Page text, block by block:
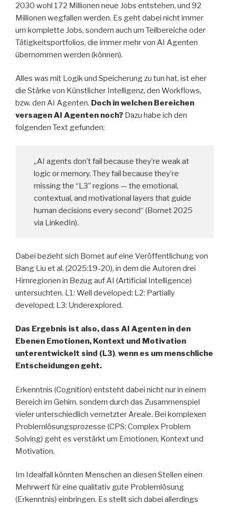
2030 wohl 172 Millionen neue Jobs entstehen, und 92
Millionen wegfallen werden. Es geht dabei nicht immer
um komplette Jobs, sondern auch um Teilbereiche oder
Tätigkeitsportfolios, die immer mehr von AI Agenten
übernommen werden (können).
Alles was mit Logik und Speicherung zu tun hat, ist eher
die Stärke von Künstlicher Intelligenz, den Workflows,
bzw. den AI Agenten. Doch in welchen Bereichen
versagen AI Agenten noch? Dazu habe ich den
folgenden Text gefunden:
„AI agents don’t fail because they’re weak at
logic or memory. They fail because they’re
missing the “L3” regions — the emotional,
contextual, and motivational layers that guide
human decisions every second“ (Bornet 2025
via LinkedIn).
Dabei bezieht sich Bornet auf eine Veröffentlichung von
Bang Liu et al. (2025:19-20), in dem die Autoren drei
Hirnregionen in Bezug auf AI (Artificial Intelligence)
untersuchten. L1: Well developed; L2: Partially
developed; L3: Underexplored.
Das Ergebnis ist also, dass AI Agenten in den
Ebenen Emotionen, Kontext und Motivation
unterentwickelt sind (L3), wenn es um menschliche
Entscheidungen geht.
Erkenntnis (Cognition) entsteht dabei nicht nur in einem
Bereich im Gehirn, sondern durch das Zusammenspiel
vieler unterschiedlich vernetzter Areale. Bei komplexen
Problemlösungsprozesse (CPS: Complex Problem
Solving) geht es verstärkt um Emotionen, Kontext und
Motivation.
Im Idealfall könnten Menschen an diesen Stellen einen
Mehrwert für eine qualitativ gute Problemlösung
(Erkenntnis) einbringen. Es stellt sich dabei allerdings